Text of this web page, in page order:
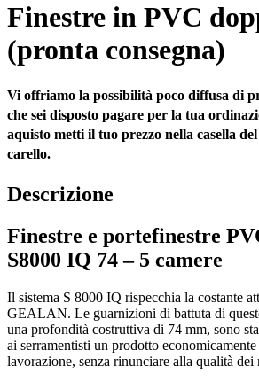
Finestre in PVC
(pronta consegna)
Vi offriamo la possibilità poco diffusa di
che sei disposto pagare per la tua
aquisto metti il tuo prezzo nella casella
carello.
Descrizione
Finestre e portefinestre
S8000 IQ 74 – 5 camere
Il sistema S 8000 IQ rispecchia la costante
GEALAN. Le guarnizioni di battuta di
una profondità costruttiva di 74 mm, sono
ai serramentisti un prodotto
lavorazione, senza rinunciare alla qualità dei